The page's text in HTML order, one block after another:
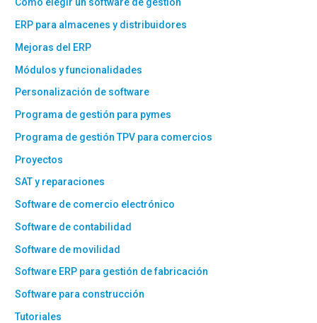
Cómo elegir un software de gestión
ERP para almacenes y distribuidores
Mejoras del ERP
Módulos y funcionalidades
Personalización de software
Programa de gestión para pymes
Programa de gestión TPV para comercios
Proyectos
SAT y reparaciones
Software de comercio electrónico
Software de contabilidad
Software de movilidad
Software ERP para gestión de fabricación
Software para construcción
Tutoriales